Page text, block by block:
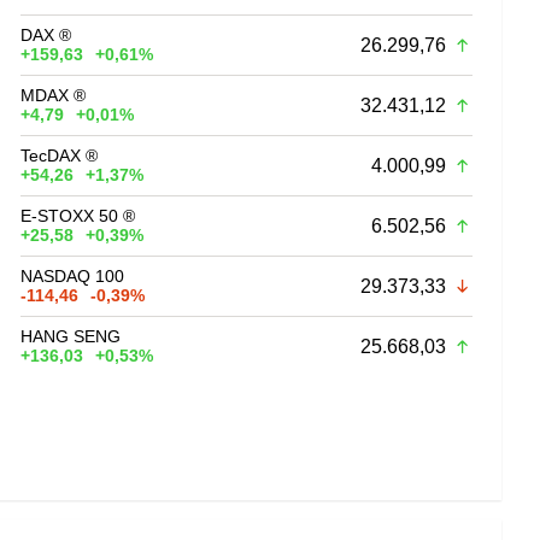
DAX ®
+159,63
+0,61% 26.299,76
MDAX ®
+4,79
+0,01% 32.431,12
TecDAX ®
+54,26
+1,37% 4.000,99
E-STOXX 50 ®
+25,58
+0,39% 6.502,56
NASDAQ 100
-114,46
-0,39% 29.373,33
HANG SENG
+136,03
+0,53% 25.668,03